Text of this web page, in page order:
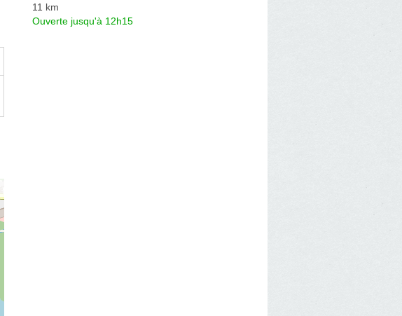
11 km
Ouverte jusqu'à 12h15